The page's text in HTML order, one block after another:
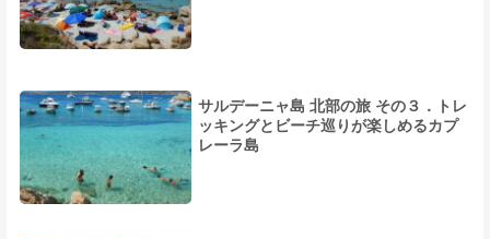
サルデーニャ島 北部の旅 その３．トレ
ッキングとビーチ巡りが楽しめるカプ
レーラ島